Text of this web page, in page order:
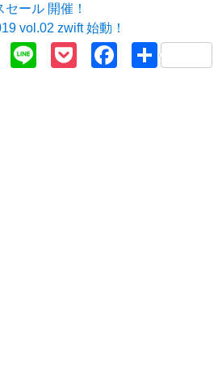
ール 開催！
vol.02 zwift 始動！
Pinterest
Line PocketFacebook
共